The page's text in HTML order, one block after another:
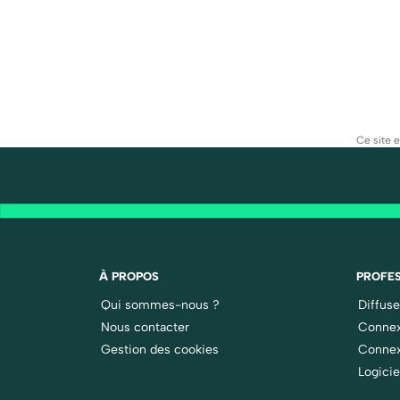
Ce site
À PROPOS
Qui sommes-nous ?
Nous contacter
Gestion des cookies